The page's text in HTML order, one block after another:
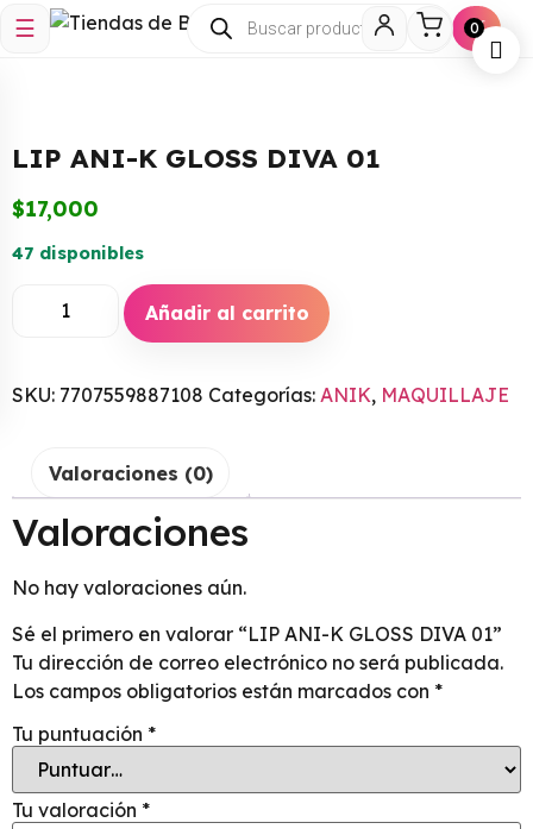
☰ 🛒
LIP ANI-K GLOSS DIVA 01
$17,000
47 disponibles
Añadir al carrito
SKU: 7707559887108 Categorías: ANIK, MAQUILLAJE
Valoraciones (0)
Valoraciones
No hay valoraciones aún.
Sé el primero en valorar “LIP ANI-K GLOSS DIVA 01”
Tu dirección de correo electrónico no será publicada.
Los campos obligatorios están marcados con *
Tu puntuación *
Tu valoración *
0
STICK O CERA EN BARRA
38,700
$